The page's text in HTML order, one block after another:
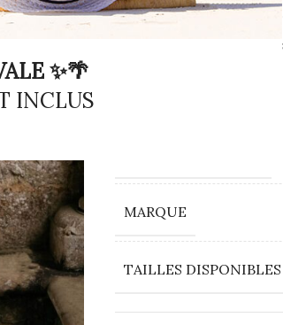
✨🌴
INCLUS
créations, trouvez La
Site Lambert Créations
MARQUE
TAILLES DISPONIBLES